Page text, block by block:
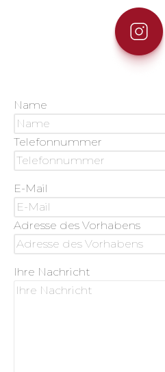
Name
Telefonnummer
E-Mail
Adresse des Vorhabens
Ihre Nachricht